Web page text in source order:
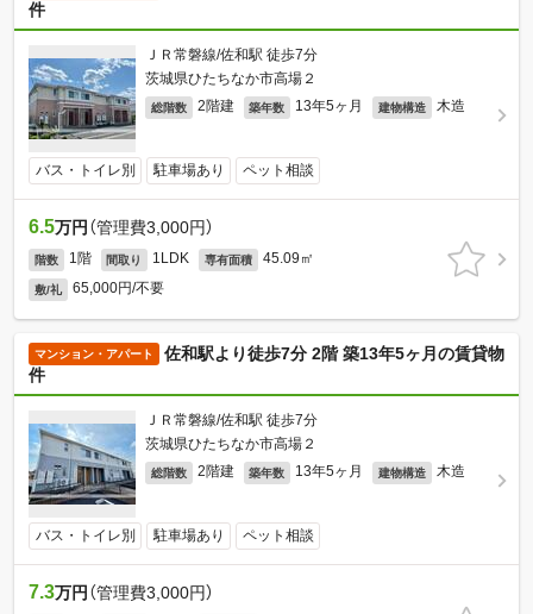
件
ＪＲ常磐線/佐和駅 徒歩7分
茨城県ひたちなか市高場２
総階数 2階建 築年数 13年5ヶ月 建物構造 木造
バス・トイレ別 駐車場あり ペット相談
6.5万円 （管理費3,000円）
階数 1階 間取り 1LDK 専有面積 45.09㎡
敷/礼 65,000円/不要
マンション・アパート
佐和駅より徒歩7分 2階 築13年5ヶ月の賃貸物
件
ＪＲ常磐線/佐和駅 徒歩7分
茨城県ひたちなか市高場２
総階数 2階建 築年数 13年5ヶ月 建物構造 木造
バス・トイレ別 駐車場あり ペット相談
7.3万円 （管理費3,000円）